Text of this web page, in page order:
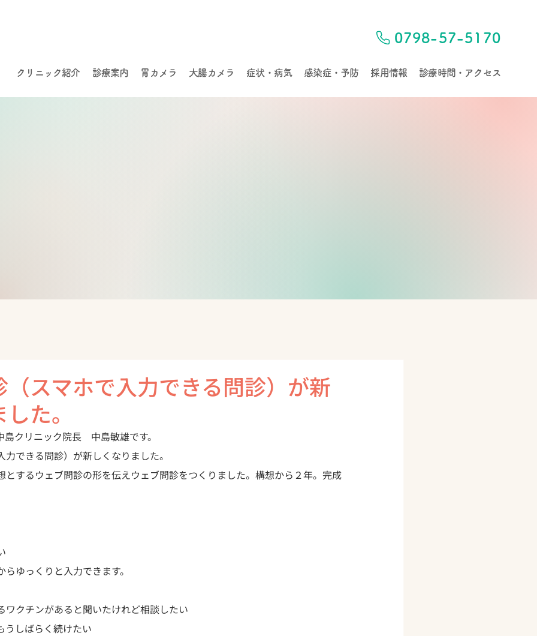
0798-57-5170
クリニック紹介 診療案内 胃カメラ 大腸カメラ 症状・病気 感染症・予防 採用情報 診療時間・アクセス
スマホで入力できる問診）が新
た。
クリニック院長　中島敏雄です。
できる問診）が新しくなりました。
とするウェブ問診の形を伝えウェブ問診をつくりました。構想から２年。完成
ゆっくりと入力できます。
ワクチンがあると聞いたけれど相談したい
うしばらく続けたい